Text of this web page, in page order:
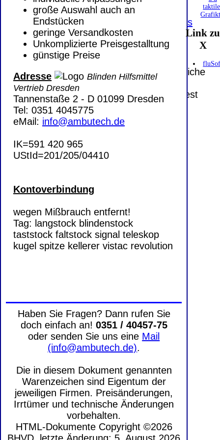
große Auswahl auch an
Endstücken
geringe Versandkosten
Unkomplizierte Preisgestalltung
günstige Preise
Adresse
Blinden Hilfsmittel
Vertrieb Dresden
Tannenstaße 2 - D 01099 Dresden
Tel: 0351 4045775
eMail: info@ambutech.de
IK=591 420 965
UStId=201/205/04410
Kontoverbindung
wegen Mißbrauch entfernt!
Tag: langstock blindenstock
taststock faltstock signal teleskop
kugel spitze kellerer vistac revolution
Haben Sie Fragen? Dann rufen Sie
doch einfach an! 0351 / 40457-75
oder senden Sie uns eine Mail
(info@ambutech.de).
Die in diesem Dokument genannten
Warenzeichen sind Eigentum der
jeweiligen Firmen. Preisänderungen,
Irrtümer und technische Änderungen
vorbehalten.
HTML-Dokumente Copyright ©2026
BHVD, letzte Änderung: 5. August 2026
Link zu
X
Seitenanfang Impressum AGB
Datenschutz Urheberrechte
Links
Katalog (PDF) Sitemap
große Anzeige Schließen X
Diese Website nutzt Cookies, um bestmögliche
Funktionalität bieten zu können.
This website uses cookies to provide the best
possible functionality.